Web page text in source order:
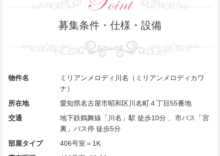
募集条件・仕様・設備
物件名
ミリアンメロディ川名（ミリアンメロディカワ
ナ）
所在地
愛知県名古屋市昭和区川名町４丁目55番地
交通
地下鉄鶴舞線「川名」駅 徒歩10分 、市バス「宮
裏」バス停 徒歩5分
部屋タイプ
406号室＝1K